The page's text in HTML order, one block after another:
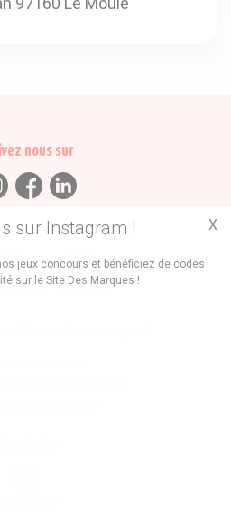
sur Instagram !
jeux concours et bénéficiez de codes
sur le Site Des Marques !
X
nous sur
des
Boutiques